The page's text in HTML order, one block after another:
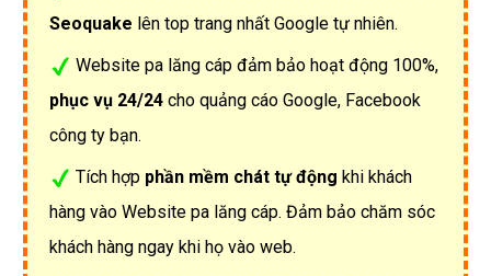
Seoquake lên top trang nhất Google tự nhiên.
Website pa lăng cáp đảm bảo hoạt động 100%,
phục vụ 24/24 cho quảng cáo Google, Facebook
công ty bạn.
Tích hợp phần mềm chát tự động khi khách
hàng vào Website pa lăng cáp. Đảm bảo chăm sóc
khách hàng ngay khi họ vào web.